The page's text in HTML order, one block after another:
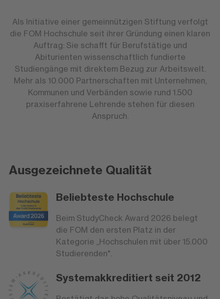
Als Initiative einer gemeinnützigen Stiftung verfolgt
die FOM Hochschule seit ihrer Gründung einen klaren
Auftrag: Sie schafft für Berufstätige und
Abiturienten wissenschaftlich fundierte
Studiengänge mit direktem Bezug zur Arbeitswelt.
Mehr als 10.000 Partnerschaften mit Unternehmen,
Kommunen und Verbänden sowie rund 1.500
praxiserfahrene Lehrende stehen für diesen
Anspruch.
Ausgezeichnete Qualität
Beliebteste Hochschule
Beim StudyCheck Award 2026 belegt
die FOM den ersten Platz in der
Kategorie „Hochschulen mit über 15.000
Studierenden".
Systemakkreditiert seit 2012